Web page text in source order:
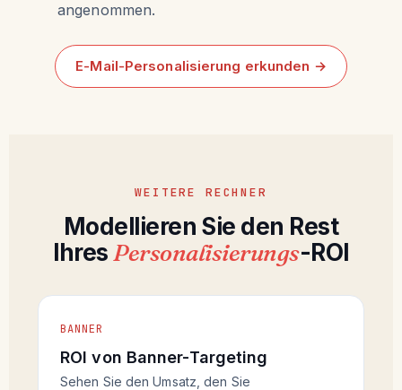
angenommen.
E-Mail-Personalisierung erkunden →
WEITERE RECHNER
Modellieren Sie den Rest
Ihres Personalisierungs-ROI
BANNER
ROI von Banner-Targeting
Sehen Sie den Umsatz, den Sie